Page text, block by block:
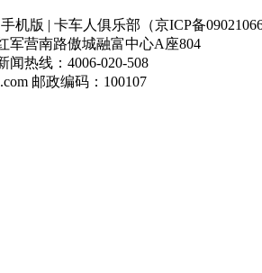
机版 | 卡车人俱乐部（京ICP备
军营南路傲城融富中心A座804
热线：4006-020-508
邮政编码：100107